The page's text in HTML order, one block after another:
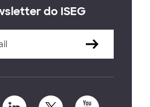
do ISEG